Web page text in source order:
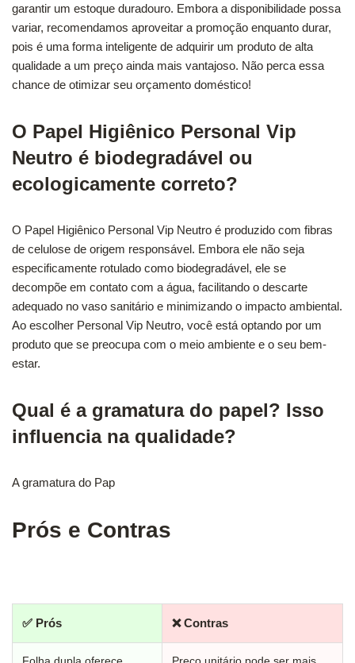
garantir um estoque duradouro. Embora a disponibilidade possa
variar, recomendamos aproveitar a promoção enquanto durar,
pois é uma forma inteligente de adquirir um produto de alta
qualidade a um preço ainda mais vantajoso. Não perca essa
chance de otimizar seu orçamento doméstico!
O Papel Higiênico Personal Vip
Neutro é biodegradável ou
ecologicamente correto?
O Papel Higiênico Personal Vip Neutro é produzido com fibras
de celulose de origem responsável. Embora ele não seja
especificamente rotulado como biodegradável, ele se
decompõe em contato com a água, facilitando o descarte
adequado no vaso sanitário e minimizando o impacto ambiental.
Ao escolher Personal Vip Neutro, você está optando por um
produto que se preocupa com o meio ambiente e o seu bem-
estar.
Qual é a gramatura do papel? Isso
influencia na qualidade?
A gramatura do Pap
Prós e Contras
✅ Prós ❌ Contras